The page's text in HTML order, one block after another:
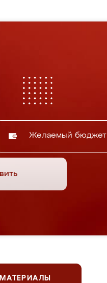
Желаемый бюджет